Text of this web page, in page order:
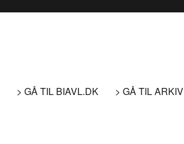
> GÅ TIL BIAVL.DK > GÅ TIL ARKIV